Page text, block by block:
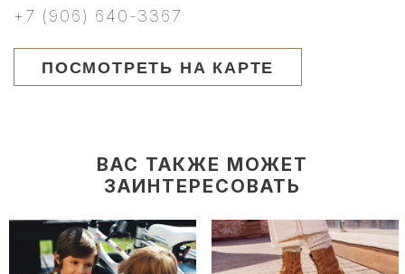
+7 (906) 640-3367
ПОСМОТРЕТЬ НА КАРТЕ
ВАС ТАКЖЕ МОЖЕТ
ЗАИНТЕРЕСОВАТЬ